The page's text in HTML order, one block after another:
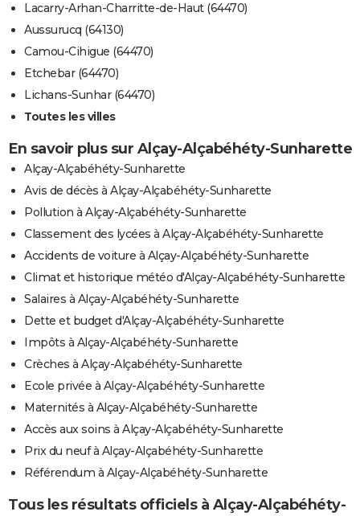
Lacarry-Arhan-Charritte-de-Haut (64470)
Aussurucq (64130)
Camou-Cihigue (64470)
Etchebar (64470)
Lichans-Sunhar (64470)
Toutes les villes
En savoir plus sur Alçay-Alçabéhéty-Sunharette
Alçay-Alçabéhéty-Sunharette
Avis de décès à Alçay-Alçabéhéty-Sunharette
Pollution à Alçay-Alçabéhéty-Sunharette
Classement des lycées à Alçay-Alçabéhéty-Sunharette
Accidents de voiture à Alçay-Alçabéhéty-Sunharette
Climat et historique météo d'Alçay-Alçabéhéty-Sunharette
Salaires à Alçay-Alçabéhéty-Sunharette
Dette et budget d'Alçay-Alçabéhéty-Sunharette
Impôts à Alçay-Alçabéhéty-Sunharette
Crèches à Alçay-Alçabéhéty-Sunharette
Ecole privée à Alçay-Alçabéhéty-Sunharette
Maternités à Alçay-Alçabéhéty-Sunharette
Accès aux soins à Alçay-Alçabéhéty-Sunharette
Prix du neuf à Alçay-Alçabéhéty-Sunharette
Référendum à Alçay-Alçabéhéty-Sunharette
Tous les résultats officiels à Alçay-Alçabéhéty-